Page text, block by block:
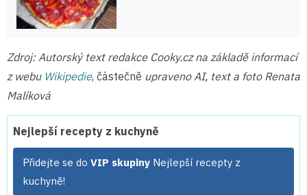
Zdroj: Autorský text redakce Cooky.cz na základě informací
z webu Wikipedie, částečně upraveno AI, text a foto Renata
Malíková
Nejlepší recepty z kuchyně
Přidejte se do VIP skupiny Nejlepší recepty z
kuchyně!